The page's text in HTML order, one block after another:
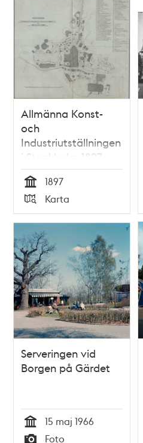
Allmänna Konst-
och
Industriutställningen
i Stockholm 1897
Tid
1897
Typ
Karta
Serveringen vid
Borgen på Gärdet
Tid
15 maj 1966
Foto